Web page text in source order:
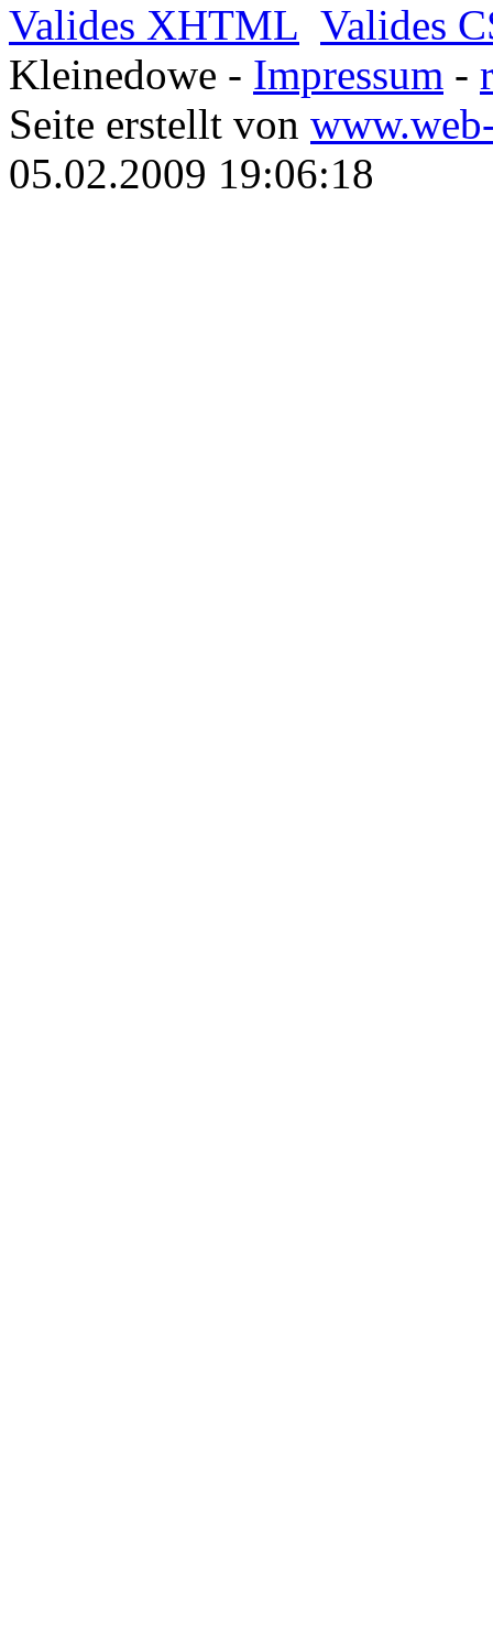
Valides XHTML Valides
Kleinedowe - Impressum -
Seite erstellt von
05.02.2009 19:06:18